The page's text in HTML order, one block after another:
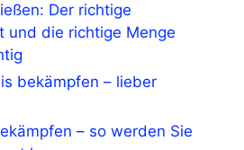
Der richtige
und die richtige Menge
bekämpfen – lieber
– so werden Sie